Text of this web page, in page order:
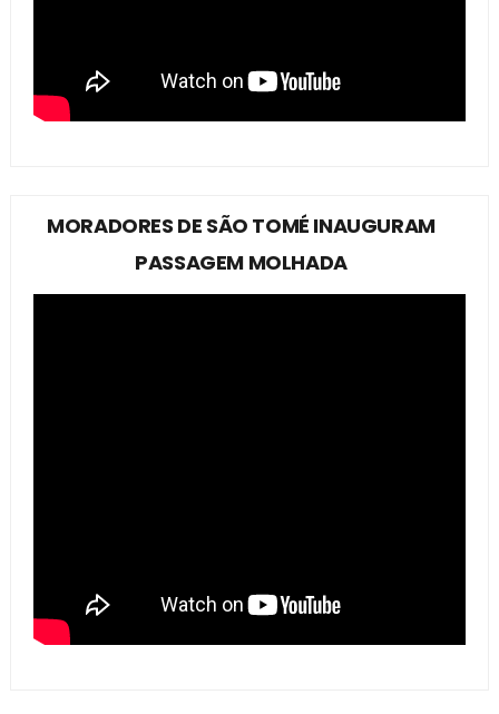
MORADORES DE SÃO TOMÉ INAUGURAM
PASSAGEM MOLHADA